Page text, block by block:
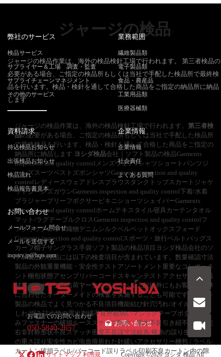
ジャージの検品
ジャージの検品作業は、海外の検品検針工場で行われます。 第三者検品の
必要がある場合、ご指定の検品所もしくは当社で手配した検品所で最終検
品を行います。検品・検針を通して合格した商品をご指定の納品所に納品
します
ジャージの検品作業は、海外の検品検針工場で行われます。 第三者検
品の必要がある場合、ご指定の検品所もしくは当社で手配した検品所
で最終検品を行います。検品・検針を通して合格した商品をご指定の
納品所に納品します ヨシダ検品会社｜ソフト製品の検品Garments
inspection and quality controlメンズウェアTシャツショートパンツジ
ーンズスーツベストズボンシャツGarments inspection and quality
controlレディースウェアドレスブラウスタンクトップスカートジャケ
ットジーンズガウンGarments inspection and quality control下着/水着
ブラジャーブリーフボクサービキニショーツシェイパーGarments
inspection and quality controlホームテキスタイル寝具カーテンタオル
マット/ラグテーブルクロスGarments inspection and quality controlフ
ァブリックニット織物デニムシルクベルベットオックスフォード
Garments inspection and quality controlスポーツ・旅行ベルトバッグス
カーフ帽子サングラス手袋ソフト製品の検品項目ヨシダ検品会社のソ
フト製品の検品には以下の検査項目が含まれています。数量確認寸法
製品の外観重量機能・安全性テストアソートメント重要なコンポーネ
ント梱包状態アセンブリバーコードスキャンテストアクセサリー包装
材料マーキング色出荷マークロゴとラベル上記以外にもお客様の基準
に合わせたオーダーメイドの検査を実施することも可能です。ソフト
製品の検品でよく見つかる不良項目機能結び針穴汚れ/オイルマーク
しわ/縮み詰め物の露出刺繍不良外観弱いマジックテープボタンの緩
みファスナーの破損ルーススナップ防水・撥水不良引き紐不良仕様左
右非対称形状不良ステッチ密度不良誤寸法縦糸/横糸の誤り生地/中綿
の重さ誤り安全性カビ虫血痕折れた針緩いアクセサリー梱包 / ラベル
カートン破損ラベル/バーコード誤りラベル印刷不良カートン内の隙
弊社のサービス
検品サービス
サプライヤー＆工場 調査・監査
サプライチェーンマネジメント
その他のサービス
業務範囲
繊維製品類
電子製品類
食品・農産品
工業用品類
医療器械類
資料請求
持込検品お知らせ
出張検品お知らせ
検品流れ
検品報告書見本
企業情報
企業情報
社会責任
よくある質問
お問い合わせ
メールフォーム問合せ
メールを送信する
inquiry.jp@hqts.com
お電話でのお問い合わせ
050-5840-2657
お問い合わせ
サイトマップ 利用規 Copyright ©2026ヨシダ 検品All